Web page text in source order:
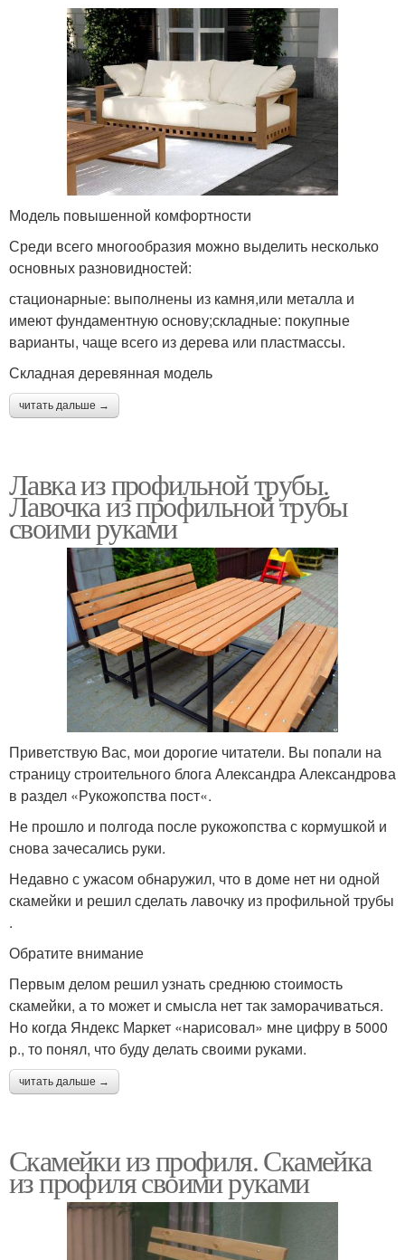
Модель повышенной комфортности
Среди всего многообразия можно выделить несколько
основных разновидностей:
стационарные: выполнены из камня,или металла и
имеют фундаментную основу;складные: покупные
варианты, чаще всего из дерева или пластмассы.
Складная деревянная модель
читать дальше →
Лавка из профильной трубы.
Лавочка из профильной трубы
своими руками
Приветствую Вас, мои дорогие читатели. Вы попали на
страницу строительного блога Александра Александрова
в раздел «Рукожопства пост«.
Не прошло и полгода после рукожопства с кормушкой и
снова зачесались руки.
Недавно с ужасом обнаружил, что в доме нет ни одной
скамейки и решил сделать лавочку из профильной трубы
.
Обратите внимание
Первым делом решил узнать среднюю стоимость
скамейки, а то может и смысла нет так заморачиваться.
Но когда Яндекс Маркет «нарисовал» мне цифру в 5000
р., то понял, что буду делать своими руками.
читать дальше →
Скамейки из профиля. Скамейка
из профиля своими руками